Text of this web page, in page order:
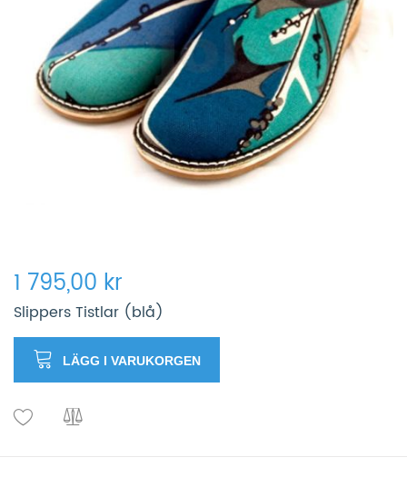
1 795,00 kr
Slippers Tistlar (blå)
LÄGG I VARUKORGEN